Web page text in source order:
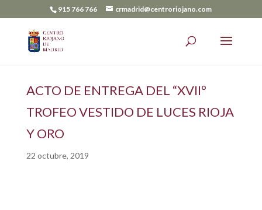
915 766 766 crmadrid@centroriojano.com
ACTO DE ENTREGA DEL “XVIIº
TROFEO VESTIDO DE LUCES RIOJA
Y ORO
22 octubre, 2019